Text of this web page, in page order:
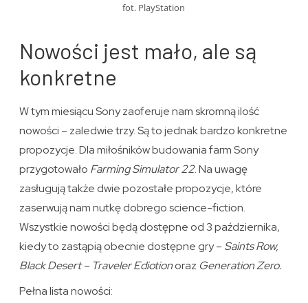
fot. PlayStation
Nowości jest mało, ale są
konkretne
W tym miesiącu Sony zaoferuje nam skromną ilość
nowości – zaledwie trzy. Są to jednak bardzo konkretne
propozycje. Dla miłośników budowania farm Sony
przygotowało Farming Simulator 22. Na uwagę
zasługują także dwie pozostałe propozycje, które
zaserwują nam nutkę dobrego science-fiction.
Wszystkie nowości będą dostępne od 3 października,
kiedy to zastąpią obecnie dostępne gry – Saints Row,
Black Desert – Traveler Ediotionoraz Generation Zero.
Pełna lista nowości: